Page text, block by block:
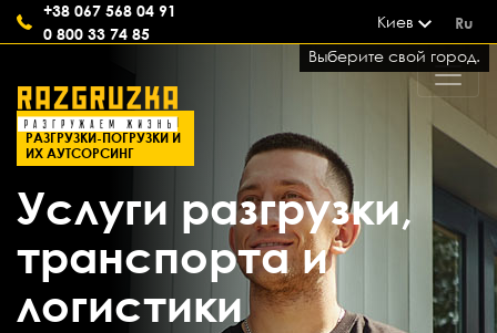
+38 067 568 04 91
0 800 33 74 85
Киев Ru
СОВРЕМЕННЫЕ УСЛУГИ
РАЗГРУЗКИ-ПОГРУЗКИ И
ИХ АУТСОРСИНГ
Услуги разгрузки,
транспорта и
логистики
Выберите свой город.